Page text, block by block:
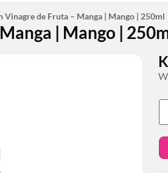
Vinagre de Fruta – Manga | Mango | 250ml
| Mango |